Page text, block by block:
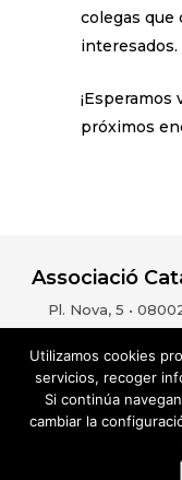
colegas que
interesados.
próximos
Associació
Pl. Nova, 5 •
Aviso Legal
Utilizamos cookies
servicios, recoger
Si continúa
cambiar la